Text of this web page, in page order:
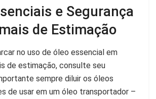
e Segurança
de Estimação
no uso de óleo essencial em
de estimação, consulte seu
sempre diluir os óleos
de usar em um óleo transportador –